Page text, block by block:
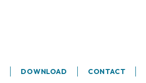
DOWNLOAD CONTACT